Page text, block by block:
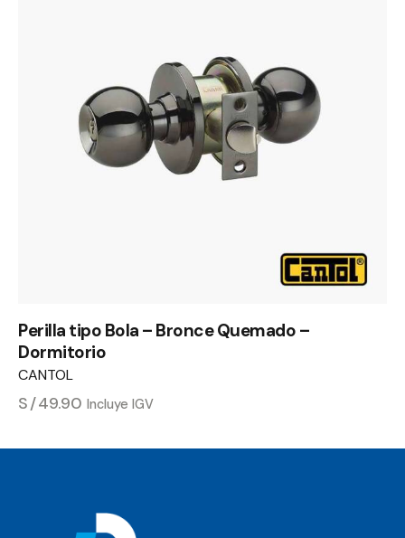
Perilla tipo Bola – Bronce Quemado –
Dormitorio
CANTOL
S/49.90 Incluye IGV